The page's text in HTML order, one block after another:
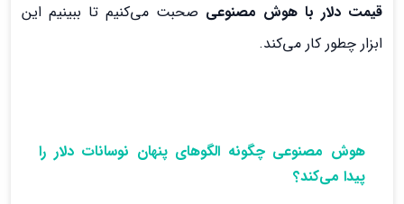
قیمت دلار با هوش مصنوعی صحبت می‌کنیم تا ببینیم این
ابزار چطور کار می‌کند.
هوش مصنوعی چگونه الگوهای پنهان نوسانات دلار را
پیدا می‌کند؟